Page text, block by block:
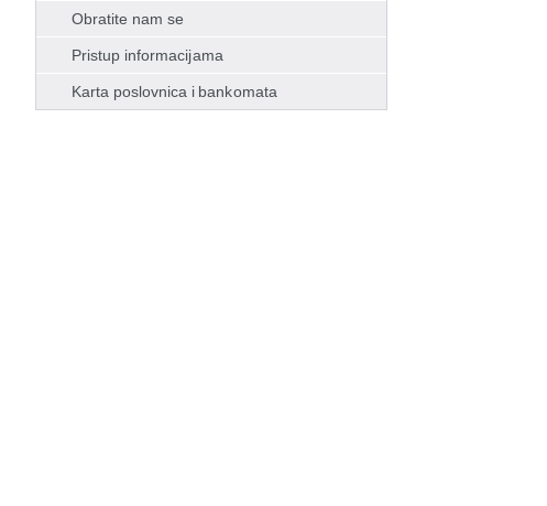
Obratite nam se
Pristup informacijama
Karta poslovnica i bankomata